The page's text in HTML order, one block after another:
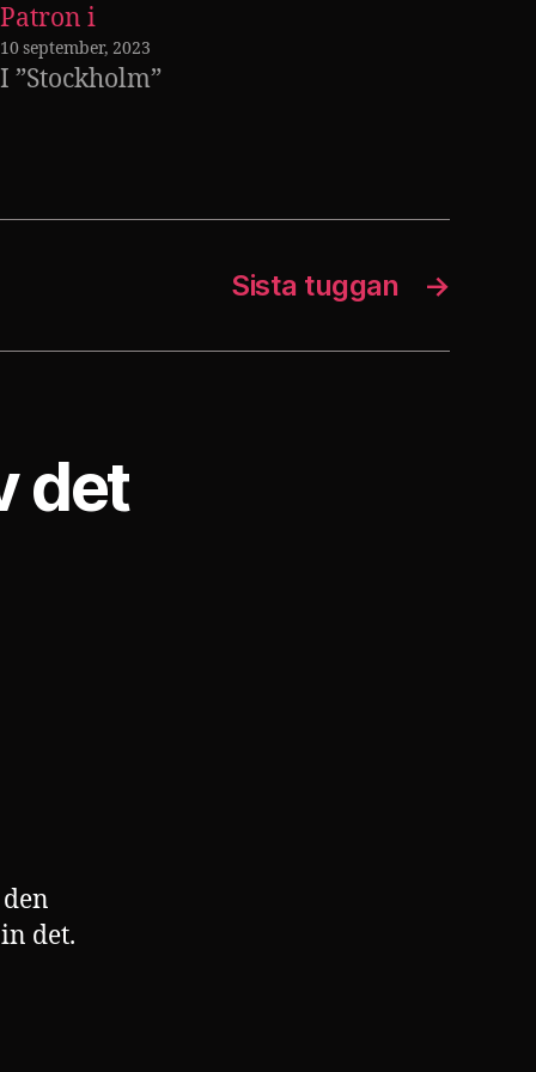
Patron i
10 september, 2023
I ”Stockholm”
→
Sista tuggan
det
det.